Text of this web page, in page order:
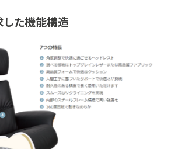
た機能構造